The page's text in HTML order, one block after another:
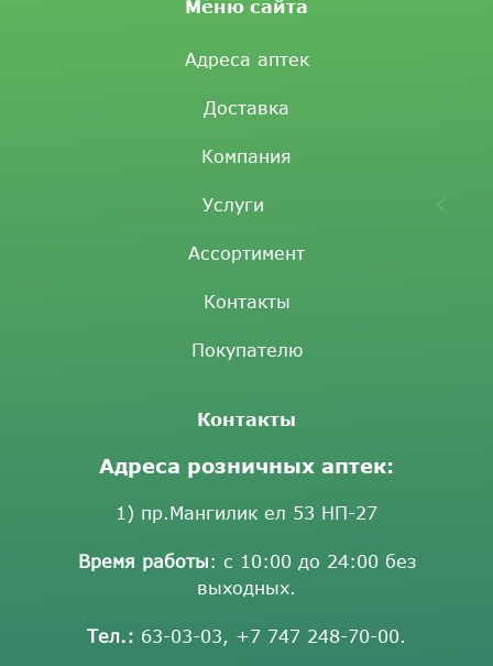
Меню сайта
Адреса аптек
Доставка
Компания
Услуги
Ассортимент
Контакты
Покупателю
Контакты
Адреса розничных аптек:
1) пр.Мангилик ел 53 НП-27
Время работы: с 10:00 до 24:00 без
выходных.
Тел.: 63-03-03, +7 747 248-70-00.